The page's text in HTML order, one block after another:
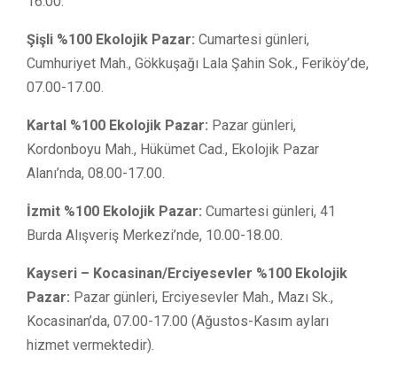
Şişli %100 Ekolojik Pazar: Cumartesi günleri,
Cumhuriyet Mah., Gökkuşağı Lala Şahin Sok., Feriköy’de,
07.00-17.00.
Kartal %100 Ekolojik Pazar: Pazar günleri,
Kordonboyu Mah., Hükümet Cad., Ekolojik Pazar
Alanı’nda, 08.00-17.00.
İzmit %100 Ekolojik Pazar: Cumartesi günleri, 41
Burda Alışveriş Merkezi’nde, 10.00-18.00.
Kayseri – Kocasinan/Erciyesevler %100 Ekolojik
Pazar: Pazar günleri, Erciyesevler Mah., Mazı Sk.,
Kocasinan’da, 07.00-17.00 (Ağustos-Kasım ayları
hizmet vermektedir).